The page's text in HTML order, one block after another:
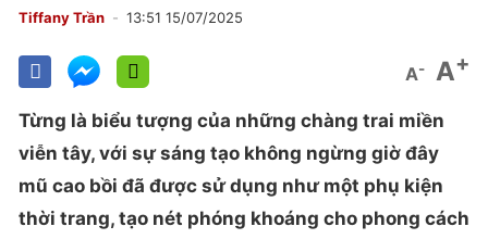
Tiffany Trần 13:51 15/07/2025
A- A+
Từng là biểu tượng của những chàng trai miền
viễn tây, với sự sáng tạo không ngừng giờ đây
mũ cao bồi đã được sử dụng như một phụ kiện
thời trang, tạo nét phóng khoáng cho phong cách